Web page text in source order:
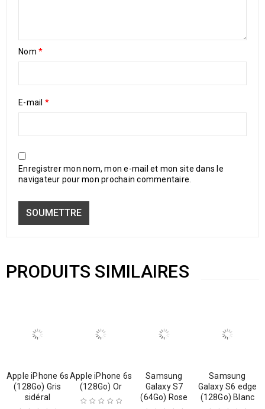
Nom *
E-mail *
Enregistrer mon nom, mon e-mail et mon site dans le
navigateur pour mon prochain commentaire.
PRODUITS SIMILAIRES
Apple iPhone 6s
(128Go) Gris
sidéral
Apple iPhone 6s
(128Go) Or
Samsung
Galaxy S7
(64Go) Rose
Samsung
Galaxy S6 edge
(128Go) Blanc